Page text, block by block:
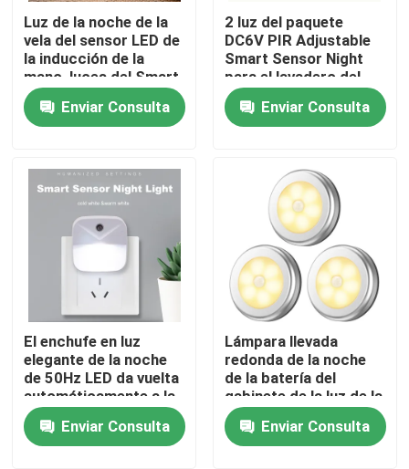
Hogar
Productos
Sobre nosotros
Viaje de la fábrica
Control de calidad
Éntrenos en contacto con
Pida una cita
Luz de la noche del silicón LED
Luz de la noche de la
vela del sensor LED de
la inducción de la
mano, luces del Smart
Home para el
restauranteEnviar Consulta
2 luz del paquete
DC6V PIR Adjustable
Smart Sensor Night
para el lavadero del
garaje
Enviar Consulta
El enchufe en luz
elegante de la noche
de 50Hz LED da vuelta
automáticamente a la
lámpara de la noche
para la pared del
dormitorio
Enviar Consulta
Lámpara llevada
redonda de la noche
de la batería del
gabinete de la luz de la
noche de la radio del
CE 26m mEnviar Consulta